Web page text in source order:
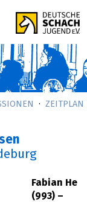
ZEITPLAN
Fabian He
(993) –